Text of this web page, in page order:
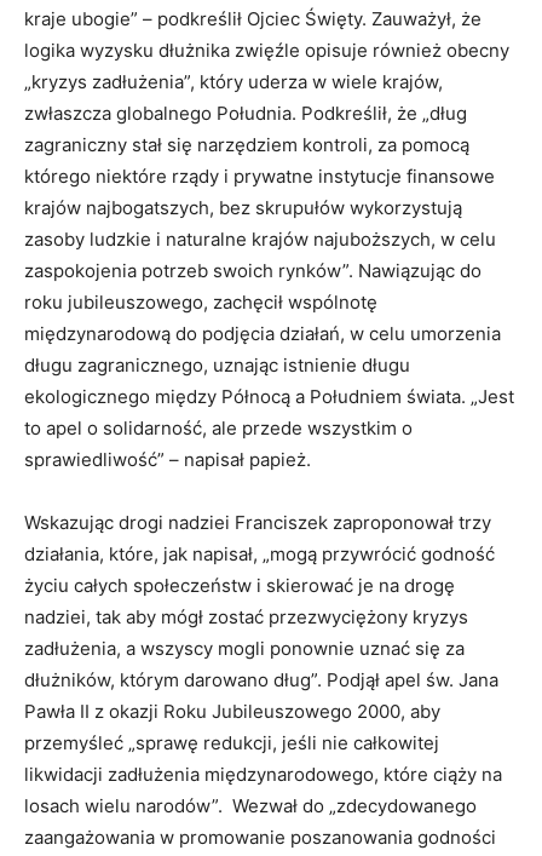
kraje ubogie” – podkreślił Ojciec Święty. Zauważył, że
logika wyzysku dłużnika zwięźle opisuje również obecny
„kryzys zadłużenia”, który uderza w wiele krajów,
zwłaszcza globalnego Południa. Podkreślił, że „dług
zagraniczny stał się narzędziem kontroli, za pomocą
którego niektóre rządy i prywatne instytucje finansowe
krajów najbogatszych, bez skrupułów wykorzystują
zasoby ludzkie i naturalne krajów najuboższych, w celu
zaspokojenia potrzeb swoich rynków”. Nawiązując do
roku jubileuszowego, zachęcił wspólnotę
międzynarodową do podjęcia działań, w celu umorzenia
długu zagranicznego, uznając istnienie długu
ekologicznego między Północą a Południem świata. „Jest
to apel o solidarność, ale przede wszystkim o
sprawiedliwość” – napisał papież.
Wskazując drogi nadziei Franciszek zaproponował trzy
działania, które, jak napisał, „mogą przywrócić godność
życiu całych społeczeństw i skierować je na drogę
nadziei, tak aby mógł zostać przezwyciężony kryzys
zadłużenia, a wszyscy mogli ponownie uznać się za
dłużników, którym darowano dług”. Podjął apel św. Jana
Pawła II z okazji Roku Jubileuszowego 2000, aby
przemyśleć „sprawę redukcji, jeśli nie całkowitej
likwidacji zadłużenia międzynarodowego, które ciąży na
losach wielu narodów”. Wezwał do „zdecydowanego
zaangażowania w promowanie poszanowania godności